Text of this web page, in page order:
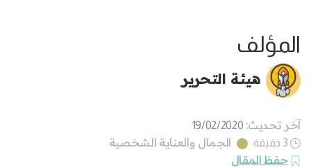
المؤلف
هيئة التحرير
آخر تحديث: 19/02/2020
3 دقيقة
الجمال والعناية الشخصية
حفظ المقال